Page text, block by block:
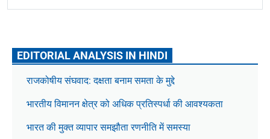
EDITORIAL ANALYSIS IN HINDI
राजकोषीय संघवाद: दक्षता बनाम समता के मुद्दे
भारतीय विमानन क्षेत्र को अधिक प्रतिस्पर्धा की आवश्यकता
भारत की मुक्त व्यापार समझौता रणनीति में समस्या